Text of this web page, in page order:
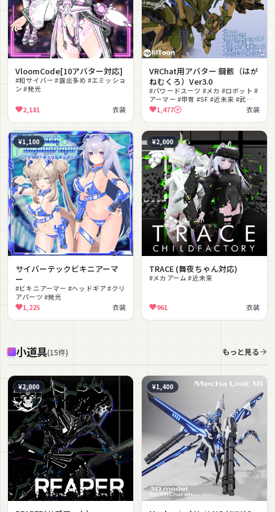
VloomCode[10アバター対応]
#和サイバー #露出多め #エミッショ
ン #発光
2,181 衣装
VRChat用アバター 鋼骸（はが
ねむくろ）Ver3.0
#パワードスーツ #メカ #ロボット #
アーマー #甲冑 #SF #近未来 #武器 #
飛行ギミック #ビームサーベル
1,477 衣装
¥1,100
サイバーテックビキニアーマ
ー
#ビキニアーマー #ヘッドギア #クリ
アパーツ #発光
1,225 衣装
¥2,000
TRACE (舞夜ちゃん対応)
#メカアーム #近未来
961 衣装
小道具(15件) もっと見る
¥2,000 ¥1,400